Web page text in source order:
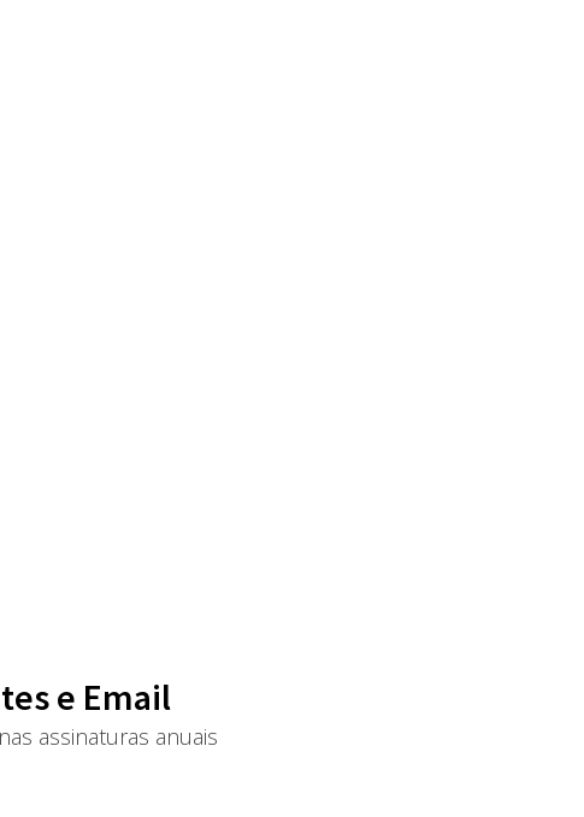
e Email
assinaturas anuais